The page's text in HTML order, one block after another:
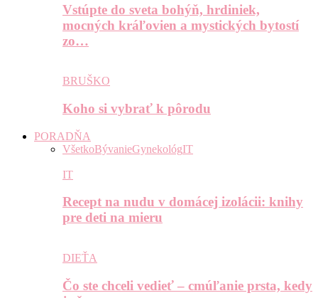
Vstúpte do sveta bohýň, hrdiniek,
mocných kráľovien a mystických bytostí
zo…
BRUŠKO
Koho si vybrať k pôrodu
PORADŇA
VšetkoBývanieGynekológIT
IT
Recept na nudu v domácej izolácii: knihy
pre deti na mieru
DIEŤA
Čo ste chceli vedieť – cmúľanie prsta, kedy